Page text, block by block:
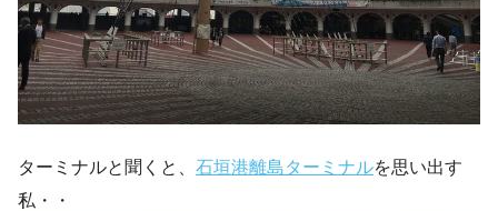
ターミナルと聞くと、 石垣港離島ターミナルを思い出す
私・・